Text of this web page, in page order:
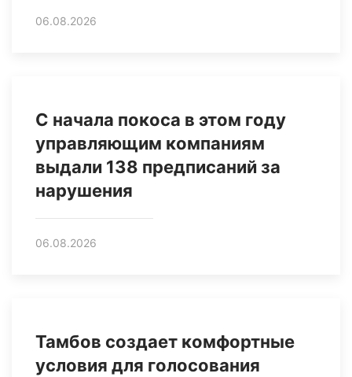
06.08.2026
С начала покоса в этом году
управляющим компаниям
выдали 138 предписаний за
нарушения
06.08.2026
Тамбов создает комфортные
условия для голосования